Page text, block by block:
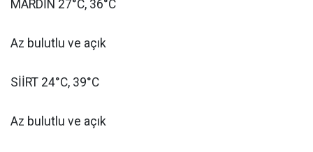
MARDİN 27°C, 36°C
Az bulutlu ve açık
SİİRT 24°C, 39°C
Az bulutlu ve açık